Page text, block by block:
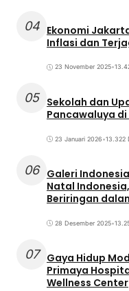
04 Ekonomi
Inflasi dan
23 November 2025•
05 Sekolah dan
Pancawaluya di
23 Januari 2026•13.322
06 Galeri
Natal
Beriringan
28 Desember 2025•
07
Gaya Hidup
Primaya
Wellness Center